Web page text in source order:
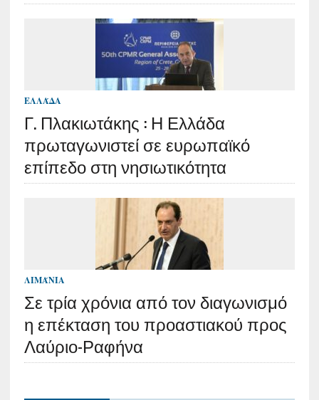
ΕΛΛΆΔΑ
Γ. Πλακιωτάκης : Η Ελλάδα
πρωταγωνιστεί σε ευρωπαϊκό
επίπεδο στη νησιωτικότητα
ΛΙΜΆΝΙΑ
Σε τρία χρόνια από τον διαγωνισμό
η επέκταση του προαστιακού προς
Λαύριο-Ραφήνα